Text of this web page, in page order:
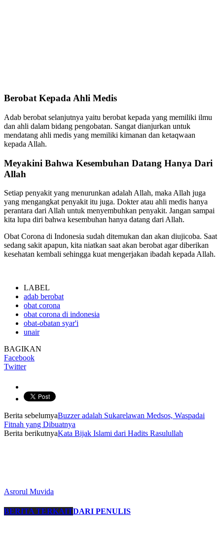
Berobat Kepada Ahli Medis
Adab berobat selanjutnya yaitu berobat kepada yang memiliki ilmu
dan ahli dalam bidang pengobatan. Sangat dianjurkan untuk
mendatang ahli medis yang memiliki kimanan dan ketaqwaan
kepada Allah.
Meyakini Bahwa Kesembuhan Datang Hanya Dari
Allah
Setiap penyakit yang menurunkan adalah Allah, maka Allah juga
yang mengangkat penyakit itu juga. Dokter atau ahli medis hanya
perantara dari Allah untuk menyembuhkan penyakit. Jangan sampai
kita lupa diri bahwa kesembuhan hanya datang dari Allah.
Obat Corona di Indonesia sudah ditemukan dan akan diujicoba. Saat
sedang sakit apapun, kita niatkan saat akan berobat agar diberikan
kesehatan kembali sehingga kuat mengerjakan ibadah kepada Allah.
LABEL
adab berobat
obat corona
obat corona di indonesia
obat-obatan syar'i
unair
BAGIKAN
Facebook
Twitter
Berita sebelumyaBuzzer adalah Sukarelawan Medsos, Waspadai
Fitnah yang Dibuatnya
Berita berikutnyaKata Bijak Islami dari Hadits Rasulullah
Asrorul Muvida
BERITA TERKAITDARI PENULIS